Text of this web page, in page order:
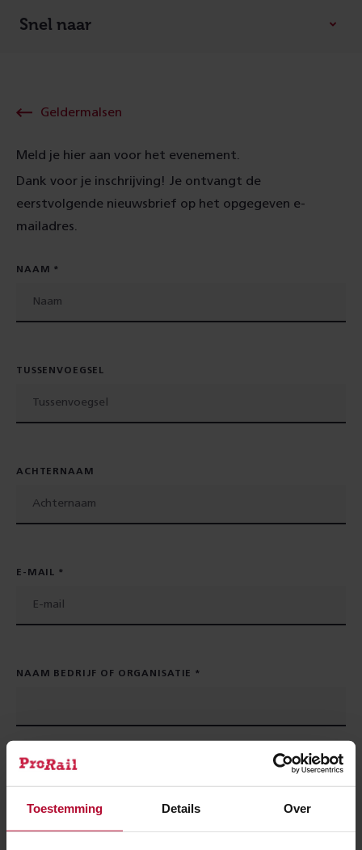
Toestemming Details Over
Snel naar
Geldermalsen
Meld je hier aan voor het evenement.
Dank voor je inschrijving! Je ontvangt de
eerstvolgende nieuwsbrief op het opgegeven e-
mailadres.
NAAM
TUSSENVOEGSEL
ACHTERNAAM
E-MAIL
NAAM BEDRIJF OF ORGANISATIE
AANWEZIG BIJ BARBECUE